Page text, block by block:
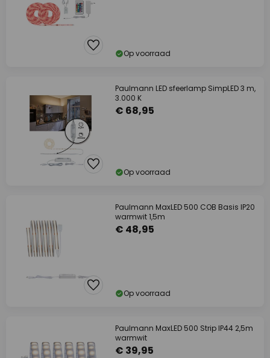
Op voorraad
Paulmann LED sfeerlamp SimpLED 3 m,
3.000 K
€ 68,95
Op voorraad
Paulmann MaxLED 500 COB Basis IP20
warmwit 1,5m
€ 48,95
Op voorraad
Paulmann MaxLED 500 Strip IP44 2,5m
warmwit
€ 39,95